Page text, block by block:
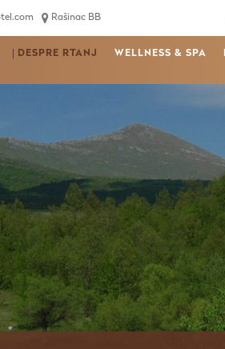
Rašinac BB
DESPRE RTANJ WELLNESS & SPA